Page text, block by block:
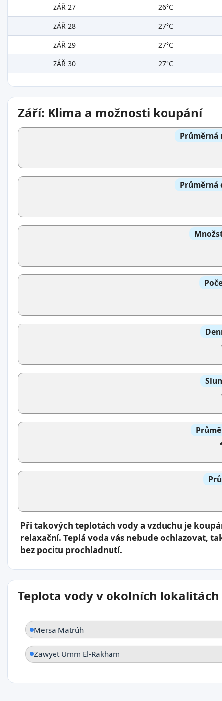
ZÁŘ 27
26°C
ZÁŘ 28
27°C
ZÁŘ 29
27°C
ZÁŘ 30
27°C
Září: Klima a možnosti koupání
Průměrná
Průměrná
Při takových teplotách vody a vzduchu je
relaxační. Teplá voda vás nebude ochlazovat,
bez pocitu prochladnutí.
Teplota vody v okolních lokalitách
Mersa Matrúh
Zawyet Umm El-Rakham